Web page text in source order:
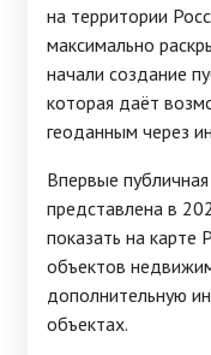
на территории
максимально
начали создание
которая даёт
геоданным через
Впервые
представлена в
показать на карте
объектов
дополнительную
объектах.